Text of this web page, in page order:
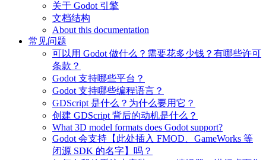
关于 Godot 引擎
文档结构
About this documentation
常见问题
可以用 Godot 做什么？需要花多少钱？有哪些许可
条款？
Godot 支持哪些平台？
Godot 支持哪些编程语言？
GDScript 是什么？为什么要用它？
创建 GDScript 背后的动机是什么？
What 3D model formats does Godot support?
Godot 会支持【此处插入 FMOD、GameWorks 等
闭源 SDK 的名字】吗？